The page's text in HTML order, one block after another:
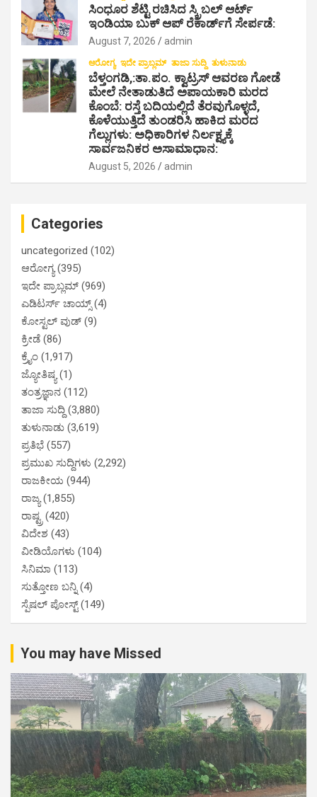
ಸಿಂಧೂರ ಶೆಟ್ಟಿ ರಚಿಸಿದ ಸ್ಕ್ರಿಬಲ್ ಆರ್ಟ್
ಇಂಡಿಯಾ ಬುಕ್ ಆಪ್ ರೆಕಾರ್ಡ್‌ಗೆ ಸೇರ್ಪಡೆ:
August 7, 2026 admin
ಆರೋಗ್ಯ ಇದೇ ಪ್ರಾಬ್ಲಮ್ ತಾಜಾ ಸುದ್ದಿ ತುಳುನಾಡು
ಬೆಳ್ತಂಗಡಿ,:ತಾ.ಪಂ‌. ಕ್ವಾಟ್ರಸ್ ಆವರಣ ಗೋಡೆ
ಮೇಲೆ ನೇತಾಡುತಿದೆ ಅಪಾಯಕಾರಿ ಮರದ
ಕೊಂಬೆ: ರಸ್ತೆ ಬದಿಯಲ್ಲಿದೆ ತೆರವುಗೊಳ್ಳದೆ,
ಕೊಳೆಯುತ್ತಿದೆ ತುಂಡರಿಸಿ ಹಾಕಿದ ಮರದ
ಗೆಲ್ಲುಗಳು: ಅಧಿಕಾರಿಗಳ ನಿರ್ಲಕ್ಷ್ಯಕ್ಕೆ
ಸಾರ್ವಜನಿಕರ ಅಸಾಮಾಧಾನ:
August 5, 2026 admin
Categories
uncategorized (102)
ಆರೋಗ್ಯ(395)
ಇದೇ ಪ್ರಾಬ್ಲಮ್ (969)
ಎಡಿಟರ್ಸ್ ಚಾಯ್ಸ್(4)
ಕೋಸ್ಟಲ್ ವುಡ್ (9)
ಕ್ರೀಡೆ (86)
ಕ್ರೈಂ (1,917)
ಜ್ಯೋತಿಷ್ಯ(1)
ತಂತ್ರಜ್ಞಾನ (112)
ತಾಜಾ ಸುದ್ದಿ (3,880)
ತುಳುನಾಡು (3,619)
ಪ್ರತಿಭೆ (557)
ಪ್ರಮುಖ ಸುದ್ದಿಗಳು (2,292)
ರಾಜಕೀಯ (944)
ರಾಜ್ಯ(1,855)
ರಾಷ್ಟ್ರ (420)
ವಿದೇಶ (43)
ವೀಡಿಯೊಗಳು (104)
ಸಿನಿಮಾ (113)
ಸುತ್ತೋಣ ಬನ್ನಿ(4)
ಸ್ಪೆಷಲ್ ಪೋಸ್ಟ್(149)
You may have Missed